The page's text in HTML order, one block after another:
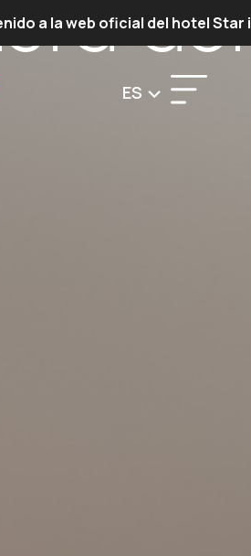
a la web oficial del hotel
ES